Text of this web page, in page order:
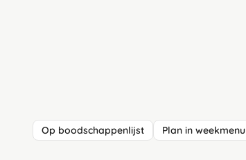
Op boodschappenlijst Plan in weekmenu